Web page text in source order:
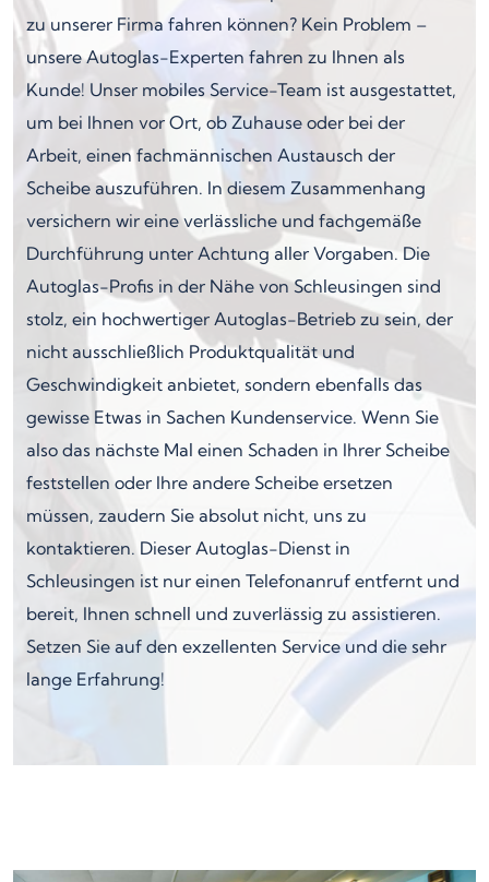
zu unserer Firma fahren können? Kein Problem –
unsere Autoglas-Experten fahren zu Ihnen als
Kunde! Unser mobiles Service-Team ist ausgestattet,
um bei Ihnen vor Ort, ob Zuhause oder bei der
Arbeit, einen fachmännischen Austausch der
Scheibe auszuführen. In diesem Zusammenhang
versichern wir eine verlässliche und fachgemäße
Durchführung unter Achtung aller Vorgaben. Die
Autoglas-Profis in der Nähe von Schleusingen sind
stolz, ein hochwertiger Autoglas-Betrieb zu sein, der
nicht ausschließlich Produktqualität und
Geschwindigkeit anbietet, sondern ebenfalls das
gewisse Etwas in Sachen Kundenservice. Wenn Sie
also das nächste Mal einen Schaden in Ihrer Scheibe
feststellen oder Ihre andere Scheibe ersetzen
müssen, zaudern Sie absolut nicht, uns zu
kontaktieren. Dieser Autoglas-Dienst in
Schleusingen ist nur einen Telefonanruf entfernt und
bereit, Ihnen schnell und zuverlässig zu assistieren.
Setzen Sie auf den exzellenten Service und die sehr
lange Erfahrung!